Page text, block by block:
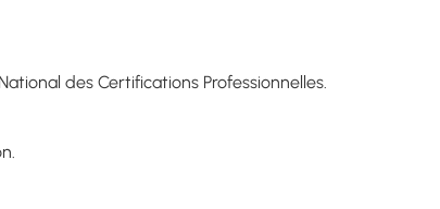
des Certifications Professionnelles.